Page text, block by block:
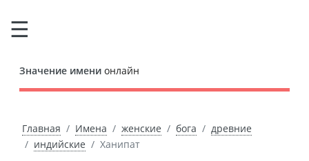
Значение имени онлайн
Главная Имена женские бога
древние
индийские
Ханипат